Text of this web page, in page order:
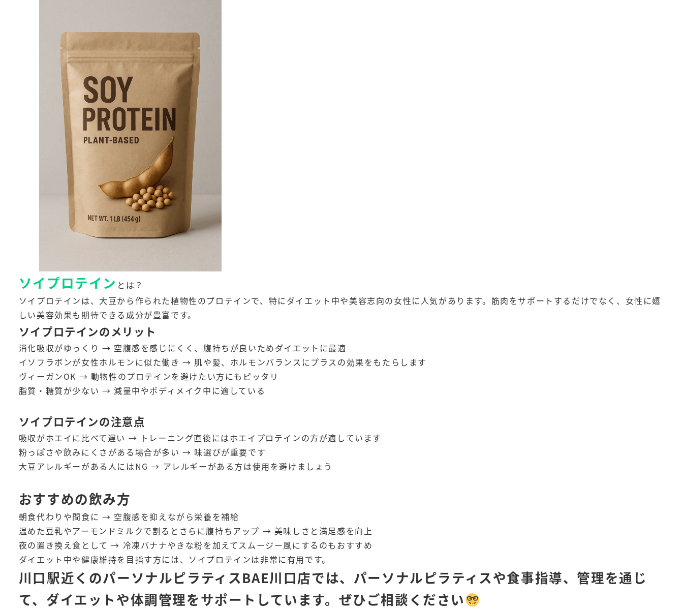
ソイプロテイン とは？
ソイプロテインは、大豆から作られた植物性のプロテインで、特にダイエット中や美容志向の女性に人気があります。筋肉をサポートするだけでなく、女性に嬉
しい美容効果も期待できる成分が豊富です。
ソイプロテインのメリット
消化吸収がゆっくり → 空腹感を感じにくく、腹持ちが良いためダイエットに最適
イソフラボンが女性ホルモンに似た働き → 肌や髪、ホルモンバランスにプラスの効果をもたらします
ヴィーガンOK → 動物性のプロテインを避けたい方にもピッタリ
脂質・糖質が少ない → 減量中やボディメイク中に適している
ソイプロテインの注意点
吸収がホエイに比べて遅い → トレーニング直後にはホエイプロテインの方が適しています
粉っぽさや飲みにくさがある場合が多い → 味選びが重要です
大豆アレルギーがある人にはNG → アレルギーがある方は使用を避けましょう
おすすめの飲み方
朝食代わりや間食に → 空腹感を抑えながら栄養を補給
温めた豆乳やアーモンドミルクで割るとさらに腹持ちアップ → 美味しさと満足感を向上
夜の置き換え食として → 冷凍バナナやきな粉を加えてスムージー風にするのもおすすめ
ダイエット中や健康維持を目指す方には、ソイプロテインは非常に有用です。
川口駅近くのパーソナルピラティスBAE川口店では、パーソナルピラティスや食事指導、管理を通じ
て、ダイエットや体調管理をサポートしています。ぜひご相談ください